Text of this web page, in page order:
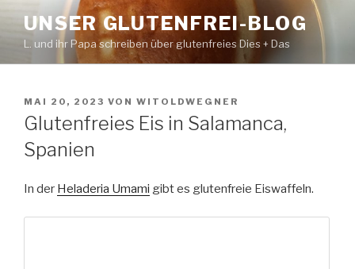
Inhalt
springen
UNSER GLUTENFREI-BLOG
L. und ihr Papa schreiben über glutenfreies Dies + Das
VERÖFFENTLICHT
AM
MAI 20, 2023 VON WITOLDWEGNER
Glutenfreies Eis in Salamanca,
Spanien
In der Heladeria Umami gibt es glutenfreie Eiswaffeln.